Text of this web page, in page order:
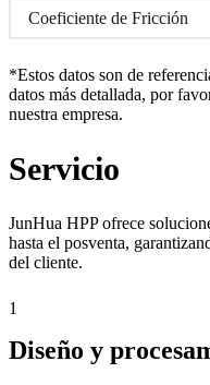
Coeficiente de Fricción
*Estos datos son de
datos más detallada, por
nuestra empresa.
Servicio
JunHua HPP ofrece
hasta el posventa,
del cliente.
1
Diseño y